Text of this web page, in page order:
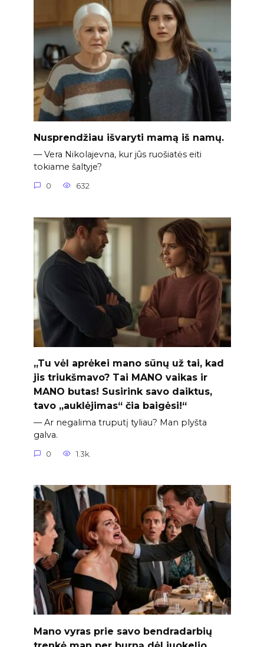
Nusprendžiau išvaryti mamą iš namų.
— Vera Nikolajevna, kur jūs ruošiatės eiti
tokiame šaltyje?
0 632
„Tu vėl aprėkei mano sūnų už tai, kad
jis triukšmavo? Tai MANO vaikas ir
MANO butas! Susirink savo daiktus,
tavo „auklėjimas“ čia baigėsi!“
— Ar negalima truputį tyliau? Man plyšta
galva.
0 1.3k.
Mano vyras prie savo bendradarbių